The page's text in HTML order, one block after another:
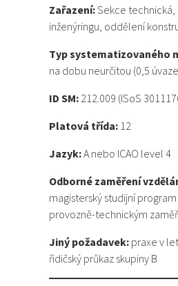
Zařazení:Sekce
inženýringu, oddělení
Typ systematizovaného
na dobu neurčitou (0,5
ID SM: 212.009 (ISoS
Platová třída: 12
Jazyk:A nebo ICAO level 4
Odborné zaměření
magisterský studijní
provozně-technickým
Jiný požadavek: praxe v
řidičský průkaz skupiny B